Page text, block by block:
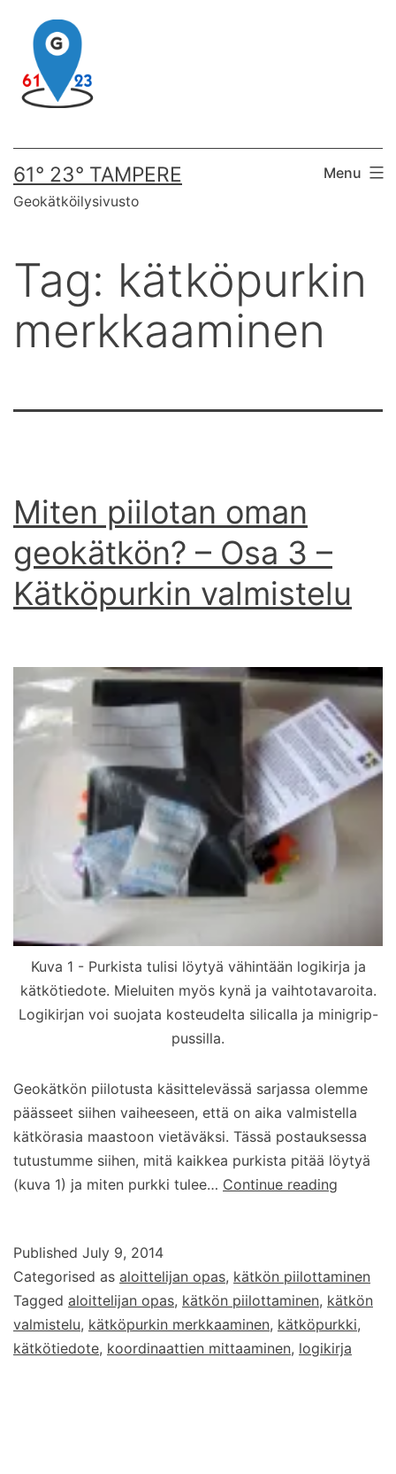
content
61° 23° TAMPERE
Geokätköilysivusto
Menu
Tag: kätköpurkin
merkkaaminen
Miten piilotan oman
geokätkön? – Osa 3 –
Kätköpurkin valmistelu
Kuva 1 - Purkista tulisi löytyä vähintään logikirja ja
kätkötiedote. Mieluiten myös kynä ja vaihtotavaroita.
Logikirjan voi suojata kosteudelta silicalla ja minigrip-
pussilla.
Geokätkön piilotusta käsittelevässä sarjassa olemme
päässeet siihen vaiheeseen, että on aika valmistella
kätkörasia maastoon vietäväksi. Tässä postauksessa
tutustumme siihen, mitä kaikkea purkista pitää löytyä
(kuva 1) ja miten purkki tulee… Continue reading
–
Osa
3
–
Published July 9, 2014
Categorised as aloittelijan opas, kätkön piilottaminen
Tagged aloittelijan opas, kätkön piilottaminen, kätkön
valmistelu, kätköpurkin merkkaaminen, kätköpurkki,
kätkötiedote, koordinaattien mittaaminen, logikirja